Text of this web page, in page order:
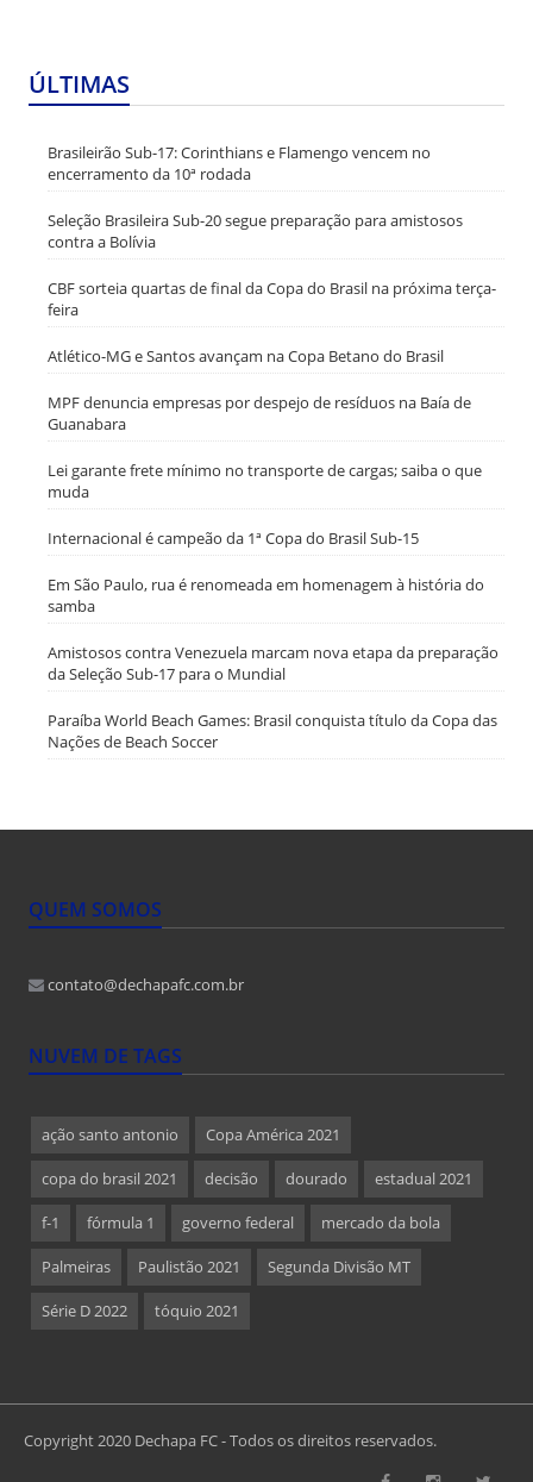
ÚLTIMAS
Brasileirão Sub-17: Corinthians e Flamengo vencem no
encerramento da 10ª rodada
Seleção Brasileira Sub-20 segue preparação para amistosos
contra a Bolívia
CBF sorteia quartas de final da Copa do Brasil na próxima terça-
feira
Atlético-MG e Santos avançam na Copa Betano do Brasil
MPF denuncia empresas por despejo de resíduos na Baía de
Guanabara
Lei garante frete mínimo no transporte de cargas; saiba o que
muda
Internacional é campeão da 1ª Copa do Brasil Sub-15
Em São Paulo, rua é renomeada em homenagem à história do
samba
Amistosos contra Venezuela marcam nova etapa da preparação
da Seleção Sub-17 para o Mundial
Paraíba World Beach Games: Brasil conquista título da Copa das
Nações de Beach Soccer
QUEM SOMOS
contato@dechapafc.com.br
NUVEM DE TAGS
ação santo antonio Copa América 2021
copa do brasil 2021 decisão dourado estadual 2021
f-1 fórmula 1 governo federal mercado da bola
Palmeiras Paulistão 2021 Segunda Divisão MT
Série D 2022 tóquio 2021
Copyright 2020 Dechapa FC - Todos os direitos reservados.